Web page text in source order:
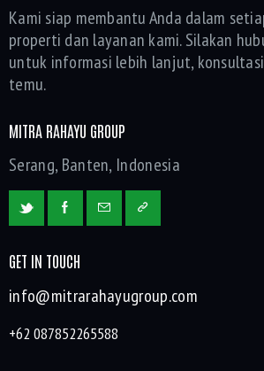
Kami siap membantu Anda dalam
properti dan layanan kami. Silakan
untuk informasi lebih lanjut,
temu.
MITRA RAHAYU GROUP
Serang, Banten, Indonesia
GET IN TOUCH
info@mitrarahayugroup.com
+62 087852265588